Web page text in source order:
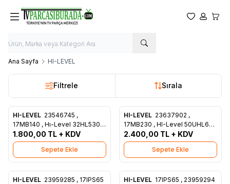
Favorilerim
Hesabım
Ana Sayfa HI-LEVEL
Filtrele Sırala
Favorilere Ekle
HI-LEVEL 23546745 ,
17MB140 , Hı-Level 32HL530 ,
Main Board , Ves315WNDH-
2D-N21
1.800,00 TL + KDV
Sepete Ekle
Favorilere Ekle
HI-LEVEL 23637902 ,
17MB230 , HI-Level 50UHL670
, Main Board , Ves500QNDH-
2D-N41
2.400,00 TL + KDV
Sepete Ekle
HI-LEVEL 23959285 , 17IPS65
HI-LEVEL 17IPS65 , 23959294